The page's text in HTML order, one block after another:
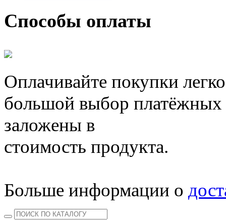
Способы оплаты
Оплачивайте покупки
большой выбор
заложены в
стоимость продукта.
Больше информации о